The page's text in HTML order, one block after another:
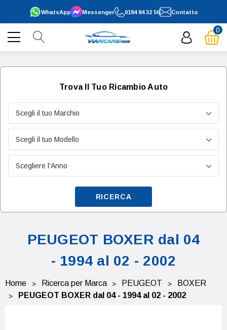
0184 84 32 56
WhatsApp Contatto
Messenger
0
Trova Il Tuo Ricambio Auto
RICERCA
PEUGEOT BOXER dal 04
- 1994 al 02 - 2002
Home Ricerca per Marca PEUGEOT
BOXER
PEUGEOT BOXER dal 04 - 1994 al 02 - 2002